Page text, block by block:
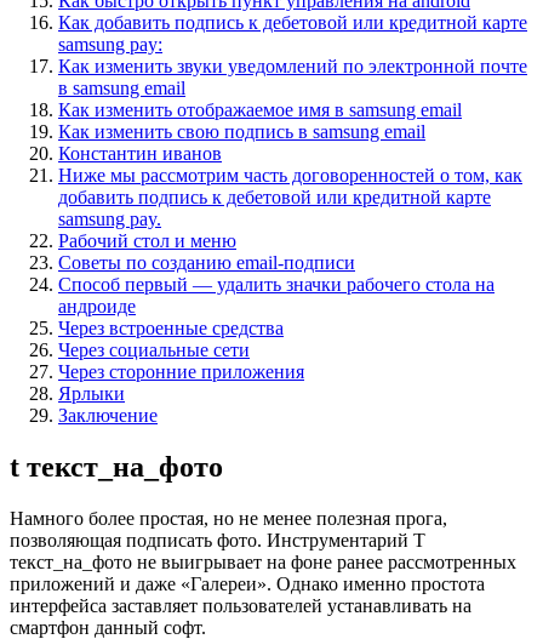
Как добавить подпись к дебетовой или кредитной карте
samsung pay:
Как изменить звуки уведомлений по электронной почте
в samsung email
Как изменить отображаемое имя в samsung email
Как изменить свою подпись в samsung email
Константин иванов
Ниже мы рассмотрим часть договоренностей о том, как
добавить подпись к дебетовой или кредитной карте
samsung pay.
Рабочий стол и меню
Советы по созданию email-подписи
Способ первый — удалить значки рабочего стола на
андроиде
Через встроенные средства
Через социальные сети
Через сторонние приложения
Ярлыки
Заключение
t текст_на_фото
Намного более простая, но не менее полезная прога,
позволяющая подписать фото. Инструментарий T
текст_на_фото не выигрывает на фоне ранее рассмотренных
приложений и даже «Галереи». Однако именно простота
интерфейса заставляет пользователей устанавливать на
смартфон данный софт.